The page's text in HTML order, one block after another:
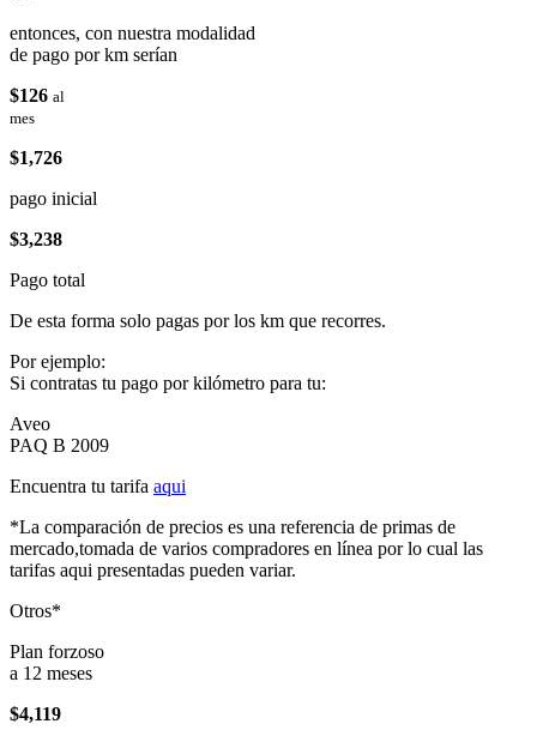
entonces, con nuestra modalidad
de pago por km serían
$126 al
mes
$1,726
pago inicial
$3,238
Pago total
De esta forma solo pagas por los km que recorres.
Por ejemplo:
Si contratas tu pago por kilómetro para tu:
Aveo
PAQ B 2009
Encuentra tu tarifa aqui
*La comparación de precios es una referencia de primas de
mercado,tomada de varios compradores en línea por lo cual las
tarifas aqui presentadas pueden variar.
Otros*
Plan forzoso
a 12 meses
$4,119